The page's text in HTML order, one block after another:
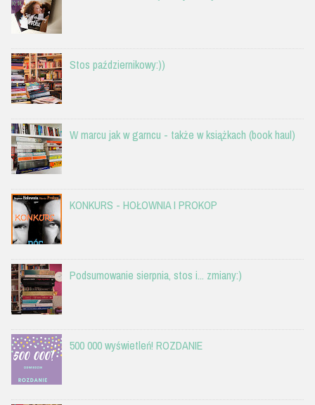
Stos październikowy:))
W marcu jak w garncu - także w książkach (book haul)
KONKURS - HOŁOWNIA I PROKOP
Podsumowanie sierpnia, stos i... zmiany:)
500 000 wyświetleń! ROZDANIE